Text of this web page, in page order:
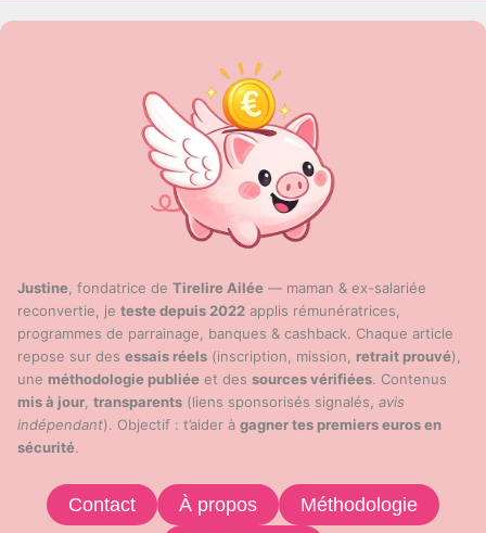
Justine, fondatrice de Tirelire Ailée — maman & ex-salariée
reconvertie, je teste depuis 2022 applis rémunératrices,
programmes de parrainage, banques & cashback. Chaque article
repose sur des essais réels (inscription, mission, retrait prouvé),
une méthodologie publiée et des sources vérifiées. Contenus
mis à jour, transparents (liens sponsorisés signalés, avis
indépendant). Objectif : t’aider à gagner tes premiers euros en
sécurité.
Contact À propos
Méthodologie